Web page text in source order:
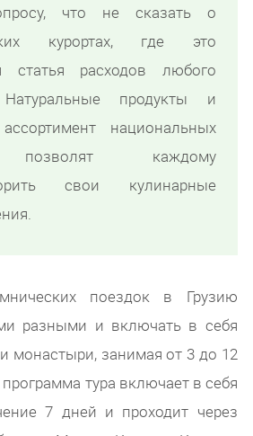
что не сказать о
курортах, где это
статья расходов любого
Натуральные продукты и
национальных
каждому
свои кулинарные
поездок в Грузию
разными и включать в себя
монастыри, занимая от 3 до 12
тура включает в себя
7 дней и проходит через